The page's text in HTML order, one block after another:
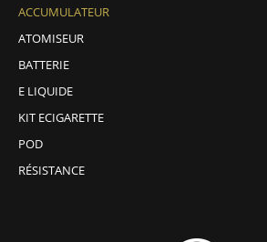
ACCUMULATEUR
ATOMISEUR
BATTERIE
E LIQUIDE
KIT ECIGARETTE
POD
RÉSISTANCE